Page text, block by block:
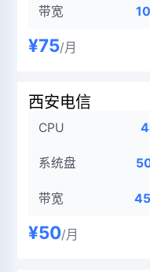
带宽
¥75/月
西安电信
CPU
系统盘
带宽
¥50/月